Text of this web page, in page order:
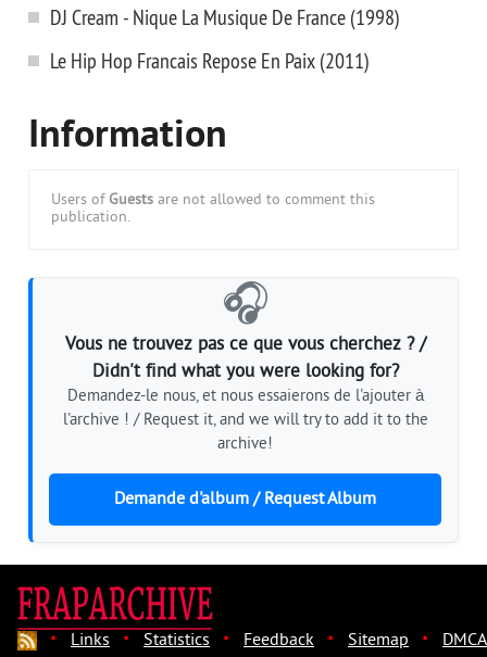
DJ Cream - Nique La Musique De France (1998)
Le Hip Hop Francais Repose En Paix (2011)
Information
Users of Guests are not allowed to comment this
publication.
🎧
Vous ne trouvez pas ce que vous cherchez ? /
Didn't find what you were looking for?
Demandez-le nous, et nous essaierons de l'ajouter à
l'archive ! / Request it, and we will try to add it to the
archive!
Demande d'album / Request Album
· Links · Statistics · Feedback · Sitemap · DMCA